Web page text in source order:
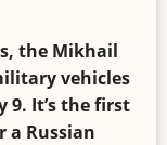
the Mikhail
vehicles
9. It’s the first
a Russian